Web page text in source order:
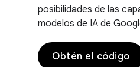
posibilidades de las
modelos de IA de
Obtén el código